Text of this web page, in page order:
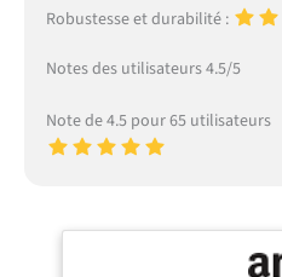
Robustesse et durabilité :
Notes des utilisateurs 4.5/5
Note de 4.5 pour 65 utilisateurs